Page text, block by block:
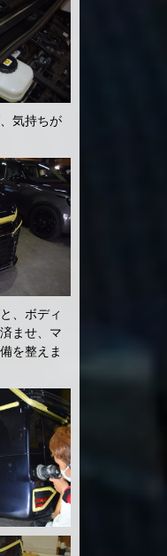
気持ちが
、ボディ
ませ、マ
を整えま